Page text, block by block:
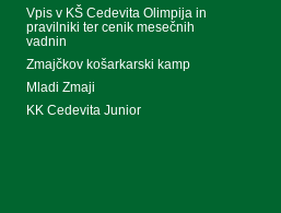
Vpis v KŠ Cedevita Olimpija in
pravilniki ter cenik mesečnih
vadnin
Zmajčkov košarkarski kamp
Mladi Zmaji
KK Cedevita Junior